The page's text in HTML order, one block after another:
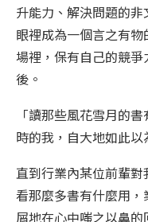
升能力、解決問題的
眼裡成為一個言之有
場裡，保有自己的競
後。
「讀那些風花雪月的
時的我，自大地如此以
直到行業內某位前輩
看那麼多書有什麼用
屑地在心中嗤之以鼻